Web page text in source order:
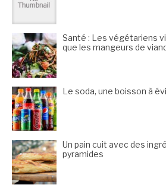
Santé : Les végétariens
que les mangeurs de
Le soda, une boisson à
Un pain cuit avec des
pyramides